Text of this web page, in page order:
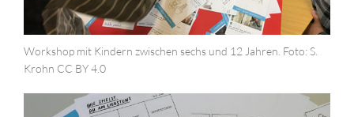
Workshop mit Kindern zwischen sechs und 12 Jahren. Foto: S.
Krohn CC BY 4.0